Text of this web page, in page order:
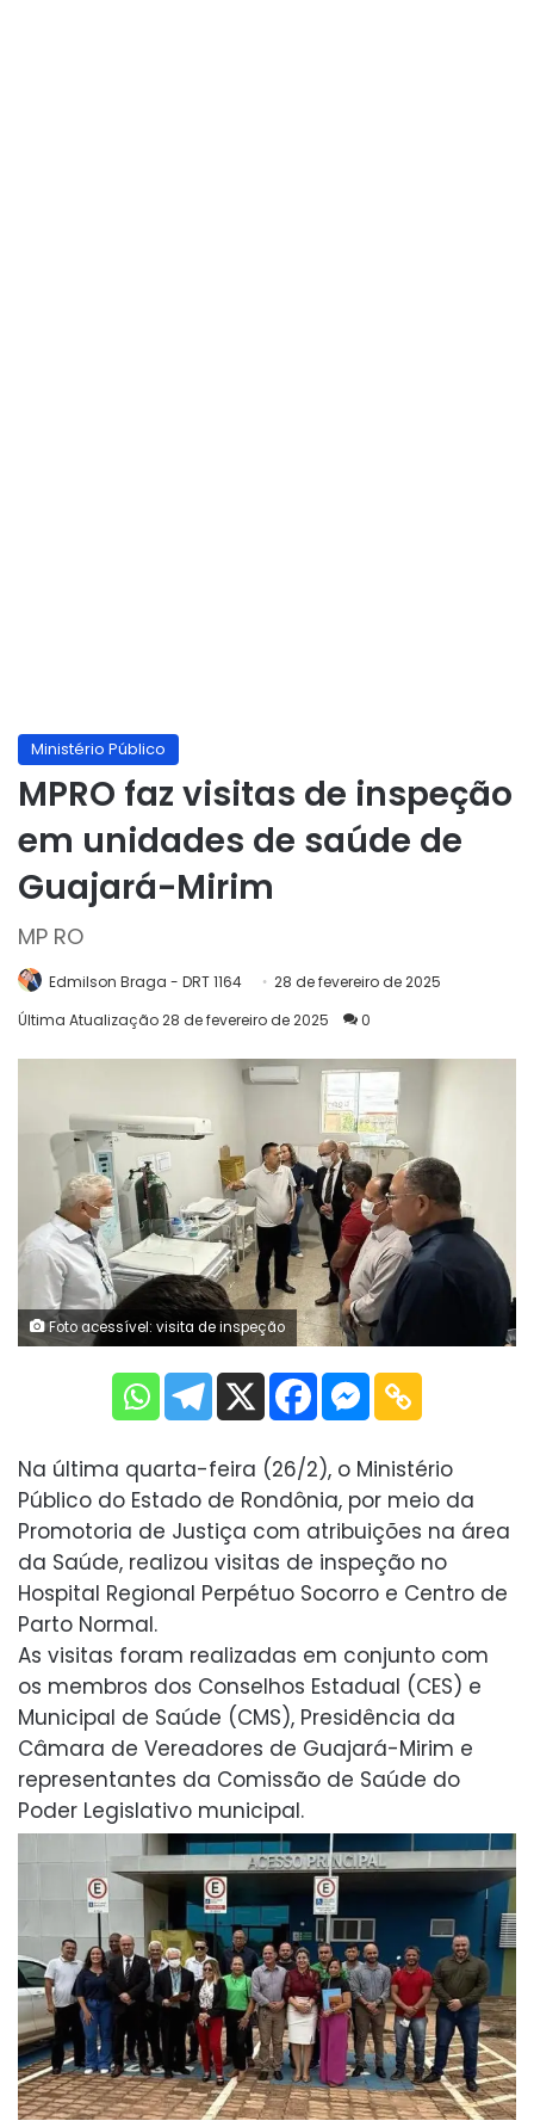
Ministério Público
MPRO faz visitas de inspeção
em unidades de saúde de
Guajará-Mirim
MP RO
Edmilson Braga - DRT 1164
28 de fevereiro de 2025
Última Atualização 28 de fevereiro de 2025
0
Foto acessível: visita de inspeção
Na última quarta-feira (26/2), o Ministério
Público do Estado de Rondônia, por meio da
Promotoria de Justiça com atribuições na área
da Saúde, realizou visitas de inspeção no
Hospital Regional Perpétuo Socorro e Centro de
Parto Normal.
As visitas foram realizadas em conjunto com
os membros dos Conselhos Estadual (CES) e
Municipal de Saúde (CMS), Presidência da
Câmara de Vereadores de Guajará-Mirim e
representantes da Comissão de Saúde do
Poder Legislativo municipal.